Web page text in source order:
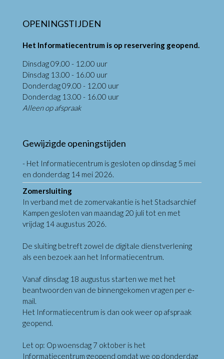
OPENINGSTIJDEN
Het Informatiecentrum is op reservering geopend.
Dinsdag 09.00 - 12.00 uur
Dinsdag 13.00 - 16.00 uur
Donderdag 09.00 - 12.00 uur
Donderdag 13.00 - 16.00 uur
Alleen op afspraak
Gewijzigde openingstijden
- Het Informatiecentrum is gesloten op dinsdag 5 mei
en donderdag 14 mei 2026.
Zomersluiting
In verband met de zomervakantie is het Stadsarchief
Kampen gesloten van maandag 20 juli tot en met
vrijdag 14 augustus 2026.
De sluiting betreft zowel de digitale dienstverlening
als een bezoek aan het Informatiecentrum.
Vanaf dinsdag 18 augustus starten we met het
beantwoorden van de binnengekomen vragen per e-
mail.
Het Informatiecentrum is dan ook weer op afspraak
geopend.
Let op: Op woensdag 7 oktober is het
Informatiecentrum geopend omdat we op donderdag